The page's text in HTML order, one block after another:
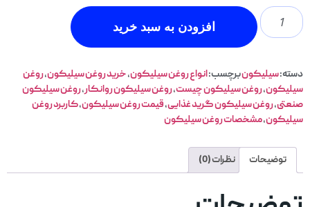
افزودن به سبد خرید
دسته:سیلیکونبرچسب:انواع روغن سیلیکون,خرید روغن سیلیکون,روغن
سیلیکون,روغن سیلیکون چیست,روغن سیلیکون روانکار,روغن سیلیکون
صنعتی,روغن سیلیکون گرید غذایی,قیمت روغن سیلیکون,کاربرد روغن
سیلیکون,مشخصات روغن سیلیکون
توضیحات نظرات (0)